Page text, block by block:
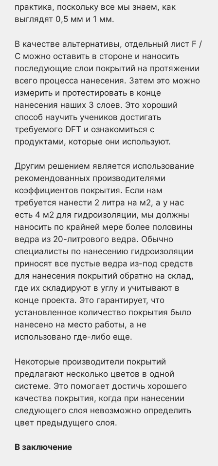
практика, поскольку все мы знаем, как
выглядят 0,5 мм и 1 мм.
В качестве альтернативы, отдельный лист F /
C можно оставить в стороне и наносить
последующие слои покрытий на протяжении
всего процесса нанесения. Затем это можно
измерить и протестировать в конце
нанесения наших 3 слоев. Это хороший
способ научить учеников достигать
требуемого DFT и ознакомиться с
продуктами, которые они используют.
Другим решением является использование
рекомендованных производителями
коэффициентов покрытия. Если нам
требуется нанести 2 литра на м2, а у нас
есть 4 м2 для гидроизоляции, мы должны
наносить по крайней мере более половины
ведра из 20-литрового ведра. Обычно
специалисты по нанесению гидроизоляции
приносят все пустые ведра из-под средств
для нанесения покрытий обратно на склад,
где их складируют в углу и учитывают в
конце проекта. Это гарантирует, что
установленное количество покрытия было
нанесено на место работы, а не
использовано где-либо еще.
Некоторые производители покрытий
предлагают несколько цветов в одной
системе. Это помогает достичь хорошего
качества покрытия, когда при нанесении
следующего слоя невозможно определить
цвет предыдущего слоя.
В заключение